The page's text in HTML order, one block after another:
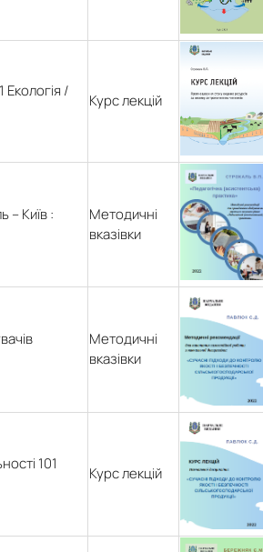
Екологія /
Курс лекцій
– Київ :
Методичні
вказівки
Методичні
вказівки
101
Курс лекцій